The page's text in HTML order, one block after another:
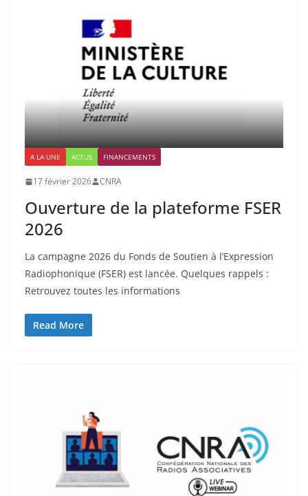
A LA UNE ACTUS FINANCEMENTS
17 février 2026 CNRA
Ouverture de la plateforme FSER
2026
La campagne 2026 du Fonds de Soutien à l’Expression
Radiophonique (FSER) est lancée. Quelques rappels :
Retrouvez toutes les informations
Read More